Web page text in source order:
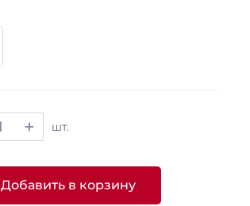
шт.
Добавить в корзину